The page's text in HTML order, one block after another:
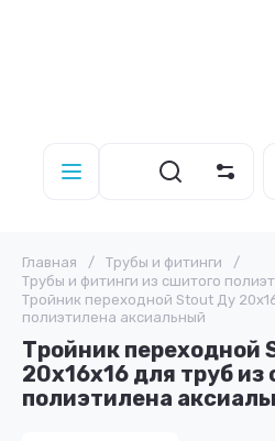
Главная / Трубы и фитинги
/
Трубы и фитинги из сшитого
Тройник переходной Stout Ду
полиэтилена аксиальный
Тройник переходной
20x16x16 для труб из
полиэтилена